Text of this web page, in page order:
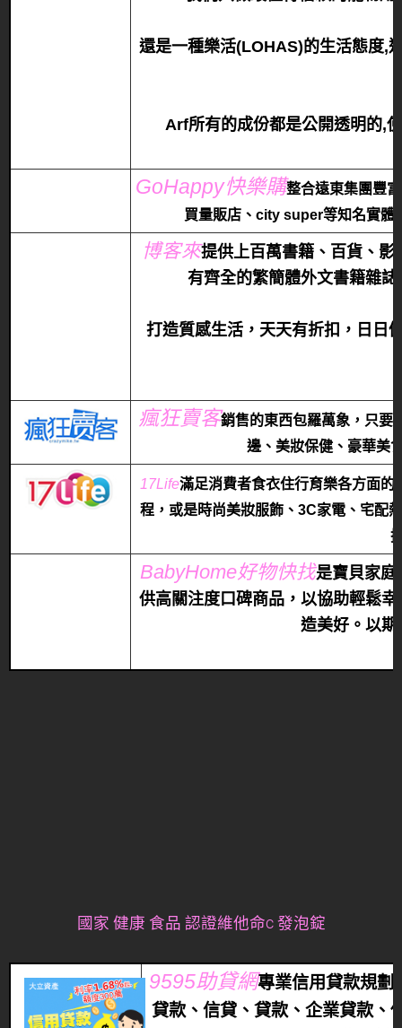
還是一種樂活(LOHAS)的生活態度,
Arf所有的成份都是公開透明的,
GoHappy快樂購整合遠東集團豐
買量販店、city super等知名實體
博客來提供上百萬書籍、百貨、影
有齊全的繁簡體外文書籍雜
打造質感生活，天天有折扣，日日
瘋狂賣客銷售的東西包羅萬象，只要
邊、美妝保健、豪華美
17Life滿足消費者食衣住行育樂各方面
程，或是時尚美妝服飾、3C家電、宅配
BabyHome好物快找是寶貝家庭
供高關注度口碑商品，以協助輕鬆
造美好。以
國家 健康 食品 認證維他命c 發泡錠
9595助貸網專業信用貸款規劃
貸款、信貸、貸款、企業貸款、